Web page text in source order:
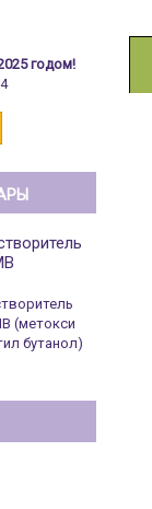
годом!
(метокси
бутанол)